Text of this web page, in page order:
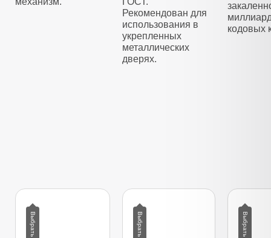
Рекомендован для
использования в
укрепленных
металлических
дверях.
кодовых